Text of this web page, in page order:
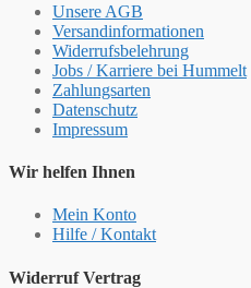
Unsere AGB
Versandinformationen
Widerrufsbelehrung
Jobs / Karriere bei Hummelt
Zahlungsarten
Datenschutz
Impressum
Wir helfen Ihnen
Mein Konto
Hilfe / Kontakt
Widerruf Vertrag